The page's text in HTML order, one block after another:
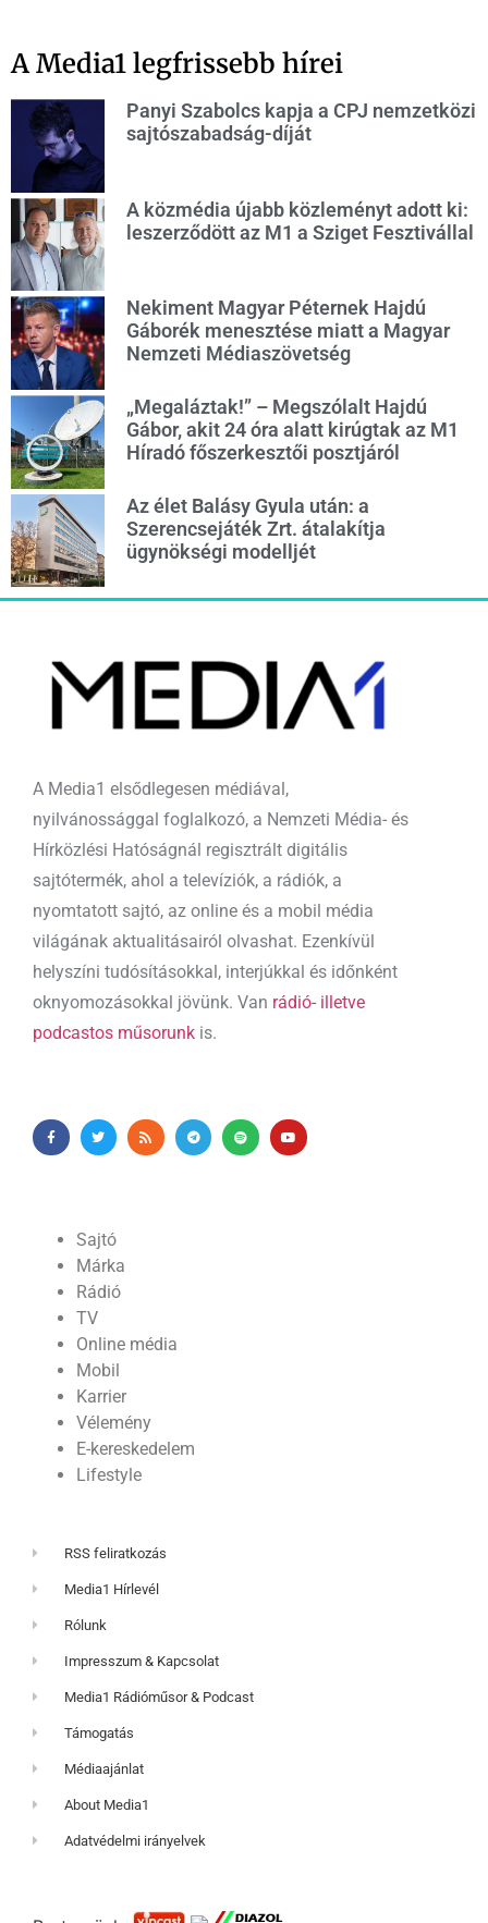
A Media1 legfrissebb hírei
Panyi Szabolcs kapja a CPJ nemzetközi
sajtószabadság-díját
A közmédia újabb közleményt adott ki:
leszerződött az M1 a Sziget Fesztivállal
Nekiment Magyar Péternek Hajdú
Gáborék menesztése miatt a Magyar
Nemzeti Médiaszövetség
„Megaláztak!” – Megszólalt Hajdú
Gábor, akit 24 óra alatt kirúgtak az M1
Híradó főszerkesztői posztjáról
Az élet Balásy Gyula után: a
Szerencsejáték Zrt. átalakítja
ügynökségi modelljét
A Media1 elsődlegesen médiával,
nyilvánossággal foglalkozó, a Nemzeti Média- és
Hírközlési Hatóságnál regisztrált digitális
sajtótermék, ahol a televíziók, a rádiók, a
nyomtatott sajtó, az online és a mobil média
világának aktualitásairól olvashat. Ezenkívül
helyszíni tudósításokkal, interjúkkal és időnként
oknyomozásokkal jövünk. Van rádió- illetve
podcastos műsorunk is.
Sajtó
Márka
Rádió
TV
Online média
Mobil
Karrier
Vélemény
E-kereskedelem
Lifestyle
RSS feliratkozás
Media1 Hírlevél
Rólunk
Impresszum & Kapcsolat
Media1 Rádióműsor & Podcast
Támogatás
Médiaajánlat
About Media1
Adatvédelmi irányelvek